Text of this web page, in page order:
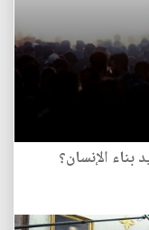
بناء الإنسان؟